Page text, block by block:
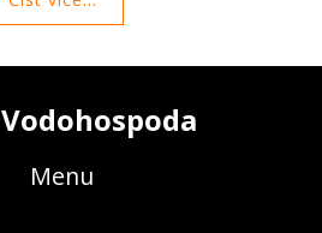
Menu